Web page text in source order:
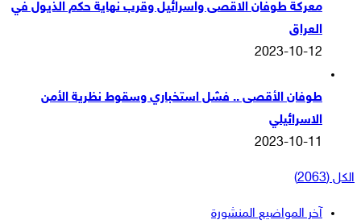
معركة طوفان الاقصى واسرائيل وقرب نهاية حكم الذيول في
العراق
2023-10-12
طوفان الأقصى .. فشل استخباري وسقوط نظرية الأمن
الاسرائيلي
2023-10-11
الكل (2063)
آخر المواضيع المنشورة